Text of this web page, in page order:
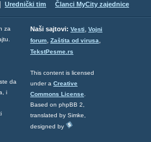
Urednički tim Članci MyCity zajednice
za
da
i
Naši sajtovi: Vesti, Vojni
forum, Zaštita od virusa,
TekstPesme.rs
This content is licensed
under a Creative
Commons License
Based on phpBB 2,
translated by Simke,
designed by